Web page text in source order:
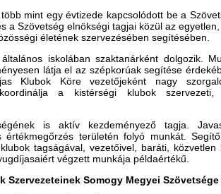
mint egy évtizede kapcsolódott be a
a Szövetség elnökségi tagjai közül az
életének szervezésében segítésében.
iskolában szaktanárként dolgozik.
látja el az szépkorúak segítése
Klubok Köre vezetőjeként nagy
koordinálja a kistérségi klubok
is aktív kezdeményező tagja.
értékmegőrzés területén folyó munkát.
tagságával, vezetőivel, baráti,
végzett munkája példaértékű.
Szervezeteinek Somogy Megyei